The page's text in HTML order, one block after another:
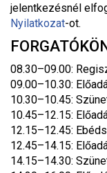
jelentkezésnél
Nyilatkozat-ot.
08.30–09.00:
09.00–10.30:
10.30–10.45:
10.45–12.15:
12.15–12.45:
12.45–14.15:
14.15–14.30: